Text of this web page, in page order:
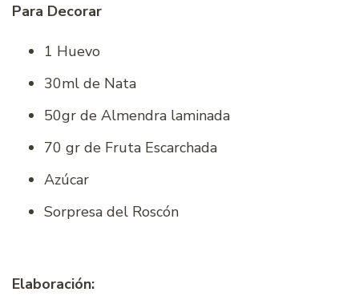
Para Decorar
1 Huevo
30ml de Nata
50gr de Almendra laminada
70 gr de Fruta Escarchada
Azúcar
Sorpresa del Roscón
Elaboración: